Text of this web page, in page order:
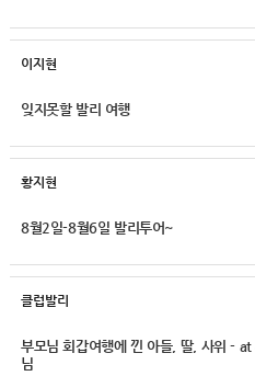
이지현
잊지못할 발리 여행
황지현
8월2일-8월6일 발리투어~
클럽발리
부모님 회갑여행에 낀 아들, 딸, 사위 -
님